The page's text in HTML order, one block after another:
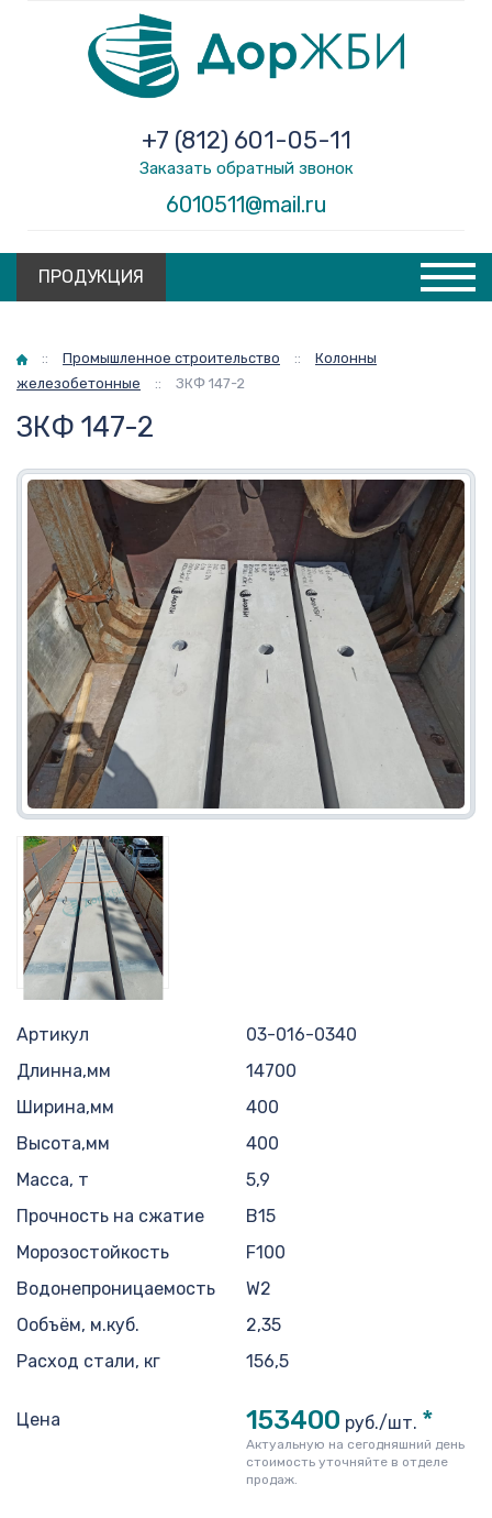
6010511@mail.ru
+7 (812) 601-05-11
Заказать обратный звонок
ПРОДУКЦИЯ
Главная
:: Промышленное строительство ::
Колонны
железобетонные
:: ЗКФ 147-2
ЗКФ 147-2
Артикул
03-016-0340
Длинна,мм
14700
Ширина,мм
400
Высота,мм
400
Масса, т
5,9
Прочность на сжатие
B15
Морозостойкость
F100
Водонепроницаемость
W2
Ообъём, м.куб.
2,35
Расход стали, кг
156,5
Цена 153400 руб./шт. *
Актуальную на сегодняшний день
стоимость уточняйте в отделе
продаж.